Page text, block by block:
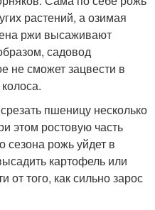
растений, а озимая
ржи высаживают
садовод
не сможет зацвести в
пшеницу несколько
этом ростовую часть
сезона рожь уйдет в
картофель или
от того, как сильно зарос